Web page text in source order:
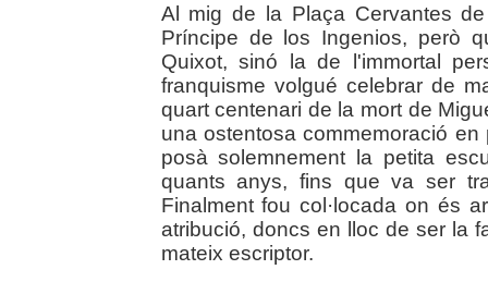
Al mig de la Plaça Cervantes
Príncipe de los Ingenios, però
Quixot, sinó la de l'immortal
franquisme volgué celebrar de
quart centenari de la mort de
una ostentosa commemoració
posà solemnement la petita
quants anys, fins que va ser
Finalment fou col·locada on és
atribució, doncs en lloc de ser la
mateix escriptor.